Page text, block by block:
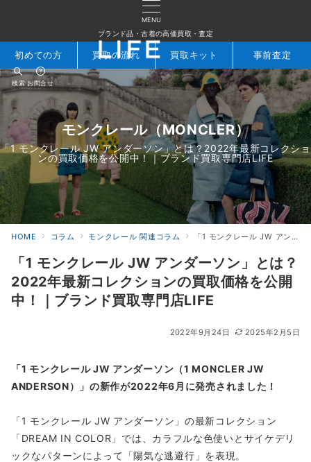
MENU
ブランド品・古着の高価買取・査定
検索 お問合せ
初めての方 買取の流れ 買取キット 事前査定
モンクレール（MONCLER）
「1 モンクレール JW アンダーソン」とは？2022年最新コレクショ
ンの買取価格を公開中！｜ブランド買取専門店LIFE
HOME コラム モンクレール 関連コラム 「1 モンクレール JW アンダーソン」とは？2022年最新コレクションの買取価格を公開中！｜ブランド買取専門店LIFE
「1 モンクレール JW アンダーソン」とは？
2022年最新コレクションの買取価格を公開
中！｜ブランド買取専門店LIFE
2022年9月24日 2025年2月5日
「1 モンクレール JW アンダーソン（1 MONCLER JW
ANDERSON）」の新作が2022年6月に発売されました！
「1 モンクレール JW アンダーソン」の最新コレクション
「DREAM IN COLOR」では、カラフルな色使いとサイケデリ
ックなパターンによって「陽気な逃避行」を表現。